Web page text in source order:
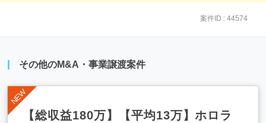
案件ID : 44574
その他のM&A・事業譲渡案件
【総収益180万】【平均13万】ホロラ